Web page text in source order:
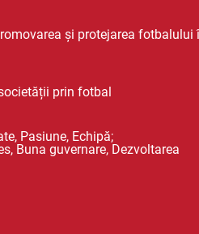
și protejarea fotbalului
prin fotbal
Pasiune, Echipă;
Buna guvernare, Dezvoltarea